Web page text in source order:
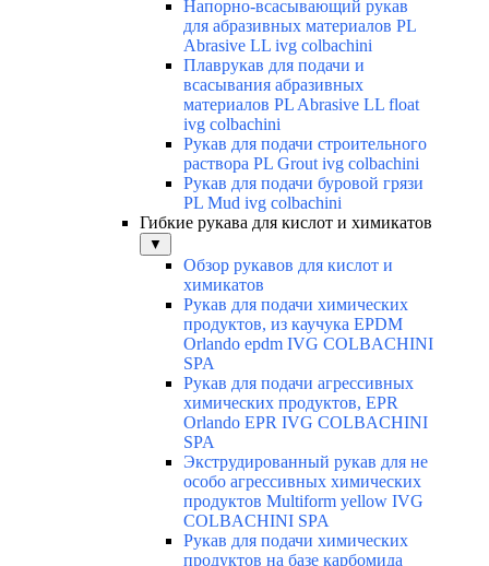
Напорно-всасывающий рукав
для абразивных материалов PL
Abrasive LL ivg colbachini
Плаврукав для подачи и
всасывания абразивных
материалов PL Abrasive LL float
ivg colbachini
Рукав для подачи строительного
раствора PL Grout ivg colbachini
Рукав для подачи буровой грязи
PL Mud ivg colbachini
Гибкие рукава для кислот и химикатов
▼
Обзор рукавов для кислот и
химикатов
Рукав для подачи химических
продуктов, из каучука EPDM
Orlando epdm IVG COLBACHINI
SPA
Рукав для подачи агрессивных
химических продуктов, EPR
Orlando EPR IVG COLBACHINI
SPA
Экструдированный рукав для не
особо агрессивных химических
продуктов Multiform yellow IVG
COLBACHINI SPA
Рукав для подачи химических
продуктов на базе карбомида